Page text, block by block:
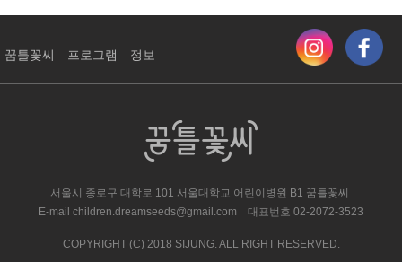
꿈틀꽃씨 프로그램 정보
서울시 종로구 대학로 101 서울대학교 어린이병원 ​B1 꿈틀꽃씨
E-mail children.dreamseeds@gmail.com 대표번호 02-2072-3523
COPYRIGHT (C) 2018 SIJUNG. ALL RIGHT RESERVED.